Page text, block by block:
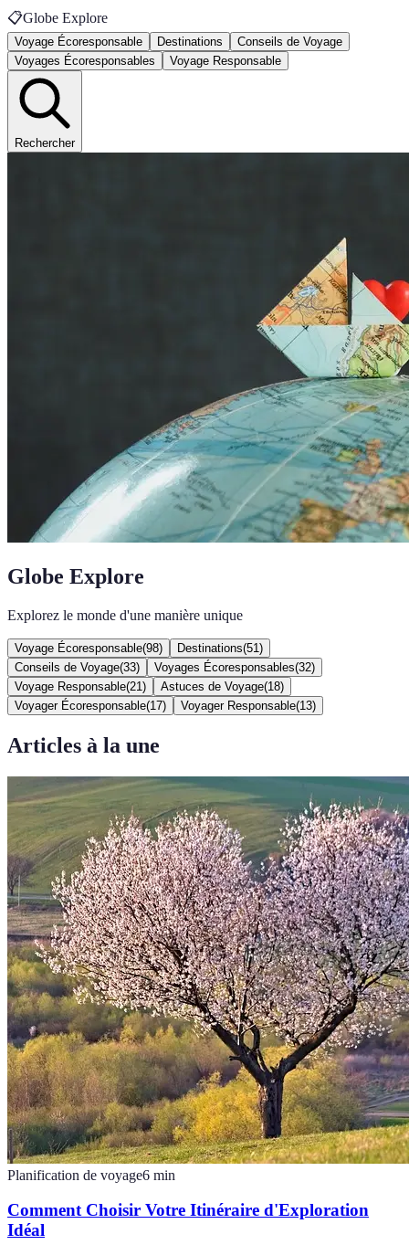
📋Globe Explore
Voyage Écoresponsable Destinations
Conseils de Voyage
Voyages Écoresponsables
Voyage Responsable
Rechercher
Globe Explore
Explorez le monde d'une manière unique
Voyage Écoresponsable(98) Destinations(51 )
Conseils de Voyage(33) Voyages Écoresponsables(32)
Voyage Responsable(21 ) Astuces de Voyage(18)
Voyager Écoresponsable(17) Voyager Responsable(13)
Articles à la une
Planification de voyage6 min
Comment Choisir Votre Itinéraire d'Exploration
Idéal